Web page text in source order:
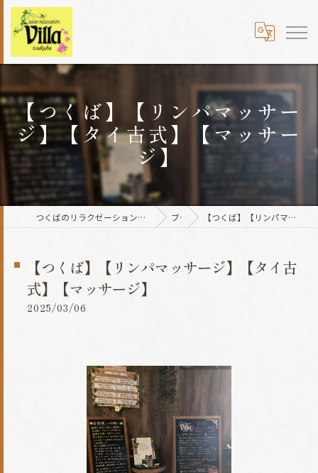
【つくば】【リンパマッサー
ジ】【タイ古式】【マッサー
ジ】
つくばのリラクゼーションならasian relaxation villaつくば国道354号店 ブログ 【つくば】【リンパマッサージ】【タイ古式】【マッサージ】
【つくば】【リンパマッサージ】【タイ古
式】【マッサージ】
2025/03/06